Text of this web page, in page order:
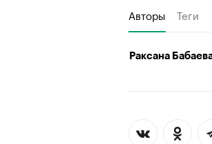
Авторы Теги
Раксана